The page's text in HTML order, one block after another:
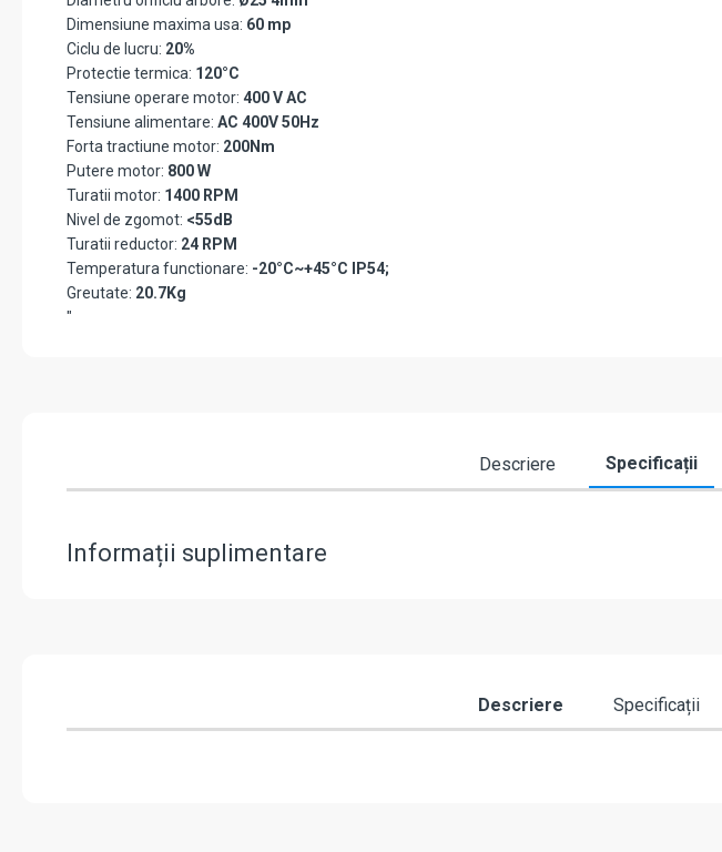
Dimensiune maxima usa: 60 mp
Ciclu de lucru: 20%
Protectie termica: 120°C
Tensiune operare motor: 400 V AC
Tensiune alimentare: AC 400V 50Hz
Forta tractiune motor: 200Nm
Putere motor: 800 W
Turatii motor: 1400 RPM
Nivel de zgomot: <55dB
Turatii reductor: 24 RPM
Temperatura functionare: -20°C~+45°C IP54;
Greutate: 20.7Kg
"
Descriere Specificații
Informații suplimentare
Descriere Specificații